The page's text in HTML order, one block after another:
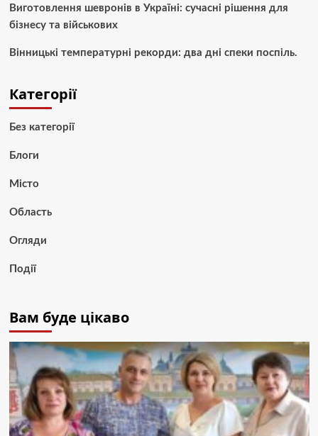
Виготовлення шевронів в Україні: сучасні рішення для
бізнесу та військових
Вінницькі температурні рекорди: два дні спеки поспіль.
Категорії
Без категорії
Блоги
Місто
Область
Огляди
Події
Вам буде цікаво